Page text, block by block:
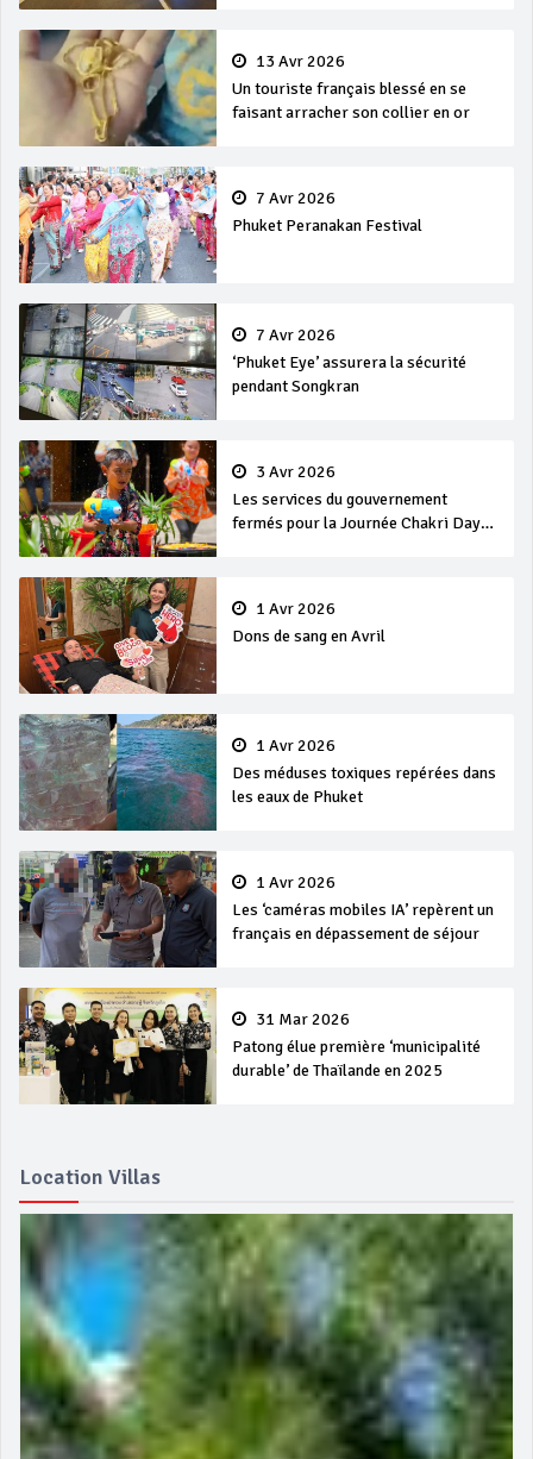
13 Avr 2026
Un touriste français blessé en se
faisant arracher son collier en or
7 Avr 2026
Phuket Peranakan Festival
7 Avr 2026
‘Phuket Eye’ assurera la sécurité
pendant Songkran
3 Avr 2026
Les services du gouvernement
fermés pour la Journée Chakri Day
1 Avr 2026
Dons de sang en Avril
1 Avr 2026
Des méduses toxiques repérées dans
les eaux de Phuket
1 Avr 2026
Les ‘caméras mobiles IA’ repèrent un
français en dépassement de séjour
31 Mar 2026
Patong élue première ‘municipalité
durable’ de Thaïlande en 2025
Location Villas